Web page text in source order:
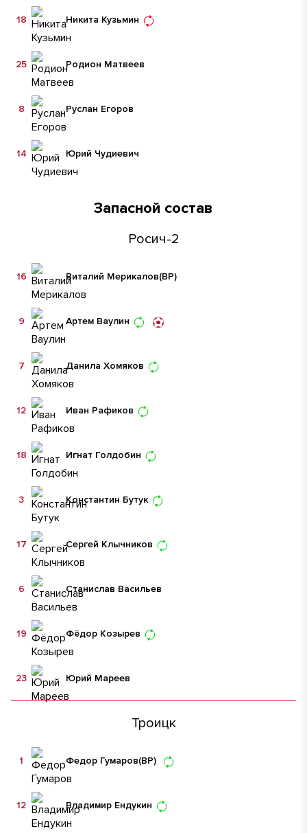
Никита Кузьмин
18
Родион Матвеев
25
Руслан Егоров
8
Юрий Чудиевич
14
Запасной состав
Росич-2
Виталий Мерикалов(ВР)
16
Артем Ваулин
9
Данила Хомяков
7
Иван Рафиков
12
Игнат Голдобин
18
Константин Бутук
3
Сергей Клычников
17
Станислав Васильев
6
Фёдор Козырев
19
Юрий Мареев
23
Троицк
Федор Гумаров(ВР)
1
Владимир Ендукин
12